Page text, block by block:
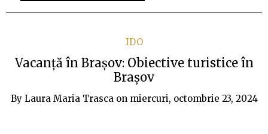
IDO
Vacanță în Brașov: Obiective turistice în
Brașov
By Laura Maria Trasca on miercuri, octombrie 23, 2024